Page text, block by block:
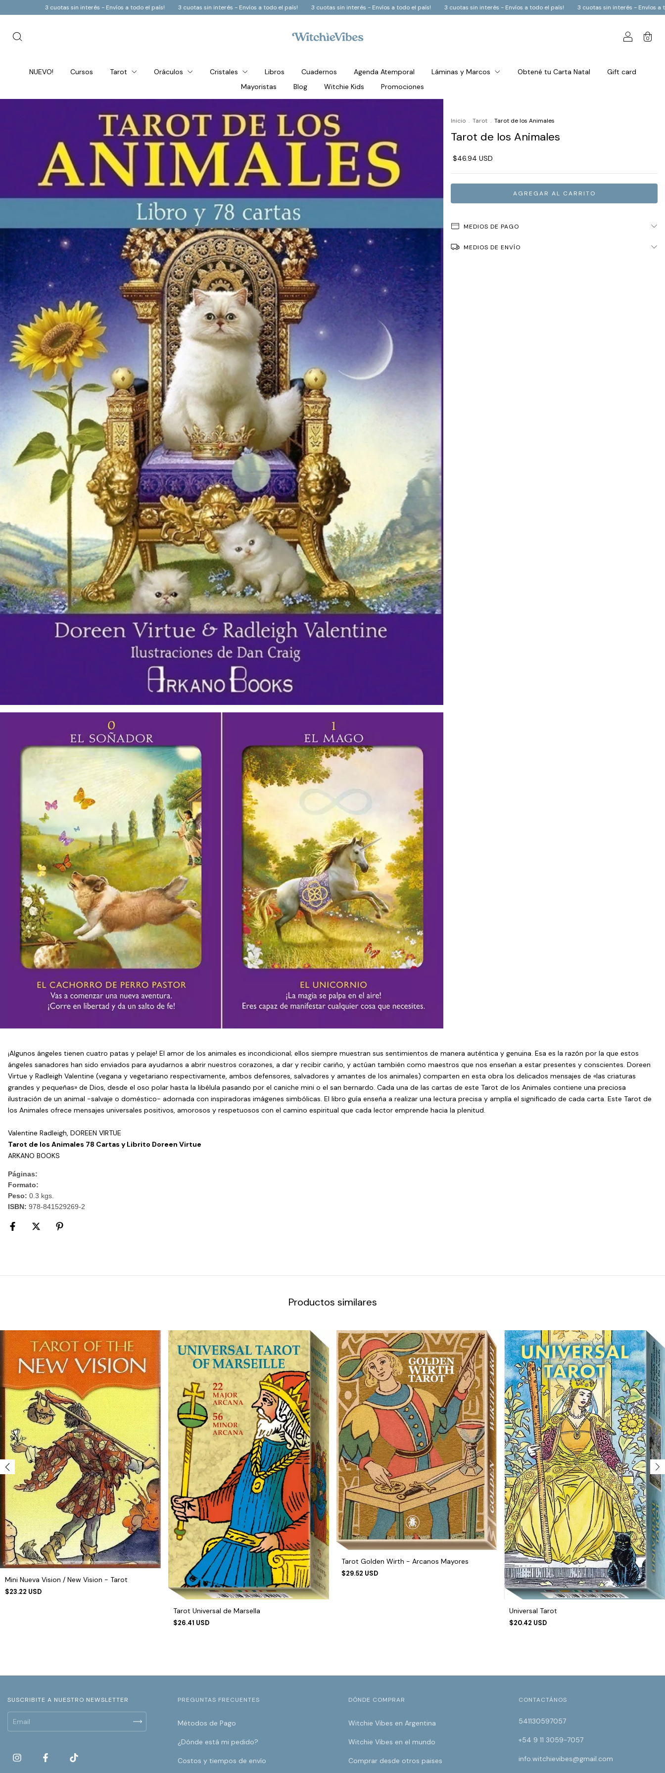
a todo el país! 3 cuotas sin interés - Envíos a todo el país! 3 cuotas sin interés - Envíos a todo el país! 3 cuotas sin interés - Envíos a todo el país! 3 cuotas sin interés - Envíos a todo el país! 3 cuotas sin interés
0
NUEVO! Cursos Tarot Oráculos Cristales Libros Cuadernos Agenda Atemporal Láminas y Marcos Obtené tu Carta Natal
Gift card
Mayoristas
Blog Witchie Kids Promociones
Inicio . Tarot . Tarot de los Animales
Tarot de los Animales
$46.94 USD
MEDIOS DE PAGO
MEDIOS DE ENVÍO
¡Algunos ángeles tienen cuatro patas y pelaje! El amor de los animales es incondicional; ellos siempre muestran sus sentimientos de manera auténtica y genuina. Esa es la razón por la que estos
ángeles sanadores han sido enviados para ayudarnos a abrir nuestros corazones, a dar y recibir cariño, y actúan también como maestros que nos enseñan a estar presentes y conscientes. Doreen
Virtue y Radleigh Valentine (vegana y vegetariano respectivamente, ambos defensores, salvadores y amantes de los animales) comparten en esta obra los delicados mensajes de «las criaturas
grandes y pequeñas» de Dios, desde el oso polar hasta la libélula pasando por el caniche mini o el san bernardo. Cada una de las cartas de este Tarot de los Animales contiene una preciosa
ilustración de un animal -salvaje o doméstico- adornada con inspiradoras imágenes simbólicas. El libro guía enseña a realizar una lectura precisa y amplía el significado de cada carta. Este Tarot de
los Animales ofrece mensajes universales positivos, amorosos y respetuosos con el camino espiritual que cada lector emprende hacia la plenitud.
Valentine Radleigh, DOREEN VIRTUE
Tarot de los Animales 78 Cartas y Librito Doreen Virtue
ARKANO BOOKS
Páginas:
Formato:
Peso: 0.3 kgs.
ISBN: 978-841529269-2
Productos similares
Mini Nueva Vision / New Vision - Tarot
$23.22 USD
Tarot Universal de Marsella
$26.41 USD
Tarot Golden Wirth - Arcanos Mayores
$29.52 USD
Universal Tarot
$20.42 USD
SUSCRIBITE A NUESTRO NEWSLETTER PREGUNTAS FRECUENTES
Métodos de Pago
¿Dónde está mi pedido?
Costos y tiempos de envío
DÓNDE COMPRAR
Witchie Vibes en Argentina
Witchie Vibes en el mundo
Comprar desde otros paises
CONTACTÁNOS
541130597057
+54 9 11 3059-7057
info.witchievibes@gmail.com